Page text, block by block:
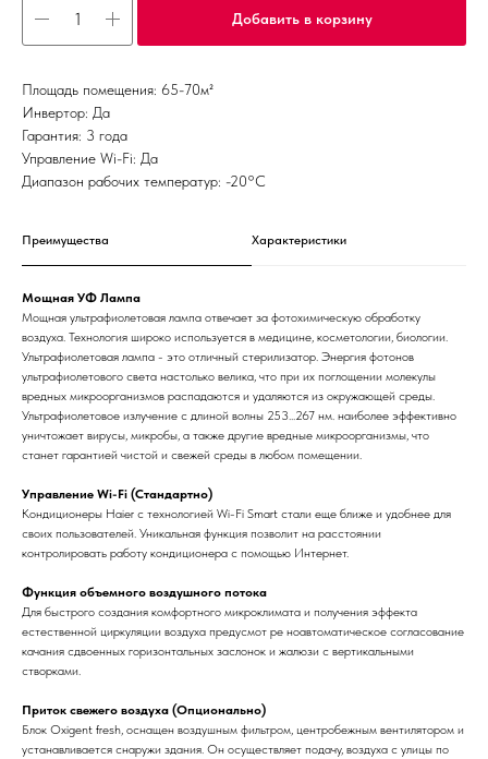
Добавить в корзину
Площадь помещения: 65-70м²
Инвертор: Да
Гарантия: 3 года
Управление Wi-Fi: Да
Диапазон рабочих температур: -20°С
Преимущества Характеристики
Мощная УФ Лампа
Мощная ультрафиолетовая лампа отвечает за фотохимическую обработку
воздуха. Технология широко используется в медицине, косметологии, биологии.
Ультрафиолетовая лампа - это отличный стерилизатор. Энергия фотонов
ультрафиолетового света настолько велика, что при их поглощении молекулы
вредных микроорганизмов распадаются и удаляются из окружающей среды.
Ультрафиолетовое излучение с длиной волны 253...267 нм. наиболее эффективно
уничтожает вирусы, микробы, а также другие вредные микроорганизмы, что
станет гарантией чистой и свежей среды в любом помещении.
Управление Wi-Fi (Стандартно)
Кондиционеры Haier с технологией Wi-Fi Smart стали еще ближе и удобнее для
своих пользователей. Уникальная функция позволит на расстоянии
контролировать работу кондиционера с помощью Интернет.
Функция объемного воздушного потока
Для быстрого создания комфортного микроклимата и получения эффекта
естественной циркуляции воздуха предусмот ре ноавтоматическое согласование
качания сдвоенных горизонтальных заслонок и жалюзи с вертикальными
створками.
Приток свежего воздуха (Опционально)
Блок Oxigent fresh, оснащен воздушным фильтром, центробежным вентилятором и
устанавливается снаружи здания. Он осуществляет подачу, воздуха с улицы по